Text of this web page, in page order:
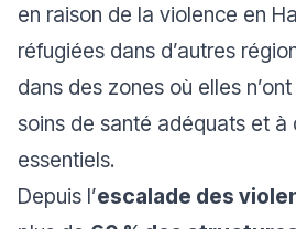
en raison de la violence en
réfugiées dans d’autres
dans des zones où elles
soins de santé adéquats et à
essentiels.
Depuis l’escalade des